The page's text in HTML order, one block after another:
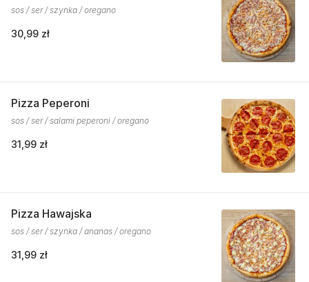
sos / ser / szynka / oregano
30,99 zł
Pizza Peperoni
sos / ser / salami peperoni / oregano
31,99 zł
Pizza Hawajska
sos / ser / szynka / ananas / oregano
31,99 zł